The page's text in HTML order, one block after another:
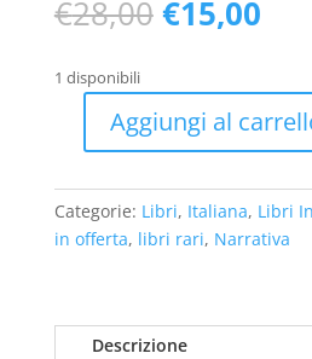
€28,00 Il
prezzo
era:
€28,00.
€15,00Il
è:
1 disponibili
terra
(introvabile
1
quantità
Aggiungi al
Categorie: Libri, Italiana, Libri
in offerta, libri rari, Narrativa
Descrizione